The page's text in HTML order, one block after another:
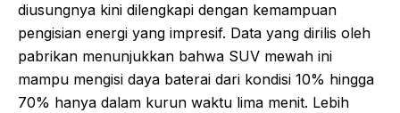
diusungnya kini dilengkapi dengan kemampuan
pengisian energi yang impresif. Data yang dirilis oleh
pabrikan menunjukkan bahwa SUV mewah ini
mampu mengisi daya baterai dari kondisi 10% hingga
70% hanya dalam kurun waktu lima menit. Lebih